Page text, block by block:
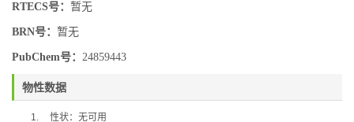
RTECS号： 暂无
BRN号： 暂无
PubChem号： 24859443
物性数据
1.
性状：无可用